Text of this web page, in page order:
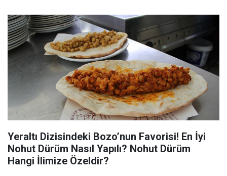
Yeraltı Dizisindeki Bozo’nun Favorisi! En İyi
Nohut Dürüm Nasıl Yapılı? Nohut Dürüm
Hangi İlimize Özeldir?